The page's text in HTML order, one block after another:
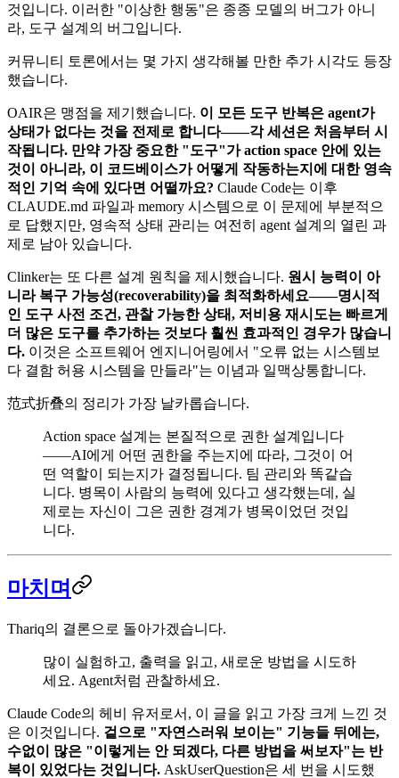
것입니다. 이러한 "이상한 행동"은 종종 모델의 버그가 아니
라, 도구 설계의 버그입니다.
커뮤니티 토론에서는 몇 가지 생각해볼 만한 추가 시각도 등장
했습니다.
OAIR은 맹점을 제기했습니다. 이 모든 도구 반복은 agent가
상태가 없다는 것을 전제로 합니다——각 세션은 처음부터 시
작됩니다. 만약 가장 중요한 "도구"가 action space 안에 있는
것이 아니라, 이 코드베이스가 어떻게 작동하는지에 대한 영속
적인 기억 속에 있다면 어떨까요? Claude Code는 이후
CLAUDE.md 파일과 memory 시스템으로 이 문제에 부분적으
로 답했지만, 영속적 상태 관리는 여전히 agent 설계의 열린 과
제로 남아 있습니다.
Clinker는 또 다른 설계 원칙을 제시했습니다. 원시 능력이 아
니라 복구 가능성(recoverability)을 최적화하세요——명시적
인 도구 사전 조건, 관찰 가능한 상태, 저비용 재시도는 빠르게
더 많은 도구를 추가하는 것보다 훨씬 효과적인 경우가 많습니
다. 이것은 소프트웨어 엔지니어링에서 "오류 없는 시스템보
다 결함 허용 시스템을 만들라"는 이념과 일맥상통합니다.
范式折叠의 정리가 가장 날카롭습니다.
Action space 설계는 본질적으로 권한 설계입니다
——AI에게 어떤 권한을 주는지에 따라, 그것이 어
떤 역할이 되는지가 결정됩니다. 팀 관리와 똑같습
니다. 병목이 사람의 능력에 있다고 생각했는데, 실
제로는 자신이 그은 권한 경계가 병목이었던 것입
니다.
마치며
Thariq의 결론으로 돌아가겠습니다.
많이 실험하고, 출력을 읽고, 새로운 방법을 시도하
세요. Agent처럼 관찰하세요.
Claude Code의 헤비 유저로서, 이 글을 읽고 가장 크게 느낀 것
은 이것입니다. 겉으로 "자연스러워 보이는" 기능들 뒤에는,
수없이 많은 "이렇게는 안 되겠다, 다른 방법을 써보자"는 반
복이 있었다는 것입니다. AskUserQuestion은 세 번을 시도했